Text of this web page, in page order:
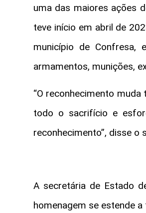
uma das maiores ações
teve início em abril de
município de Confresa,
armamentos, munições,
“O reconhecimento
todo o sacrifício e
reconhecimento”, disse o
A secretária de Estado
homenagem se estende